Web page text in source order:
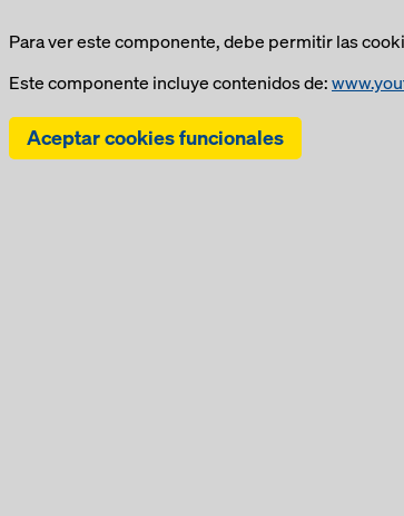
Para ver este componente, debe permitir las
Este componente incluye contenidos de:
Aceptar cookies funcionales